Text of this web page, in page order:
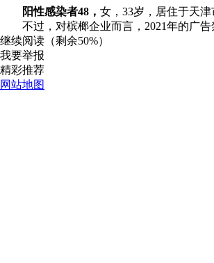
阳性感染者48， 女，33岁，居住于天
不过，对槟榔企业而言，2021年的广告
继续阅读（剩余50%）
我要举报
精彩推荐
网站地图